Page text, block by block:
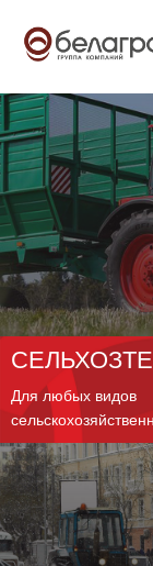
Для любых видов